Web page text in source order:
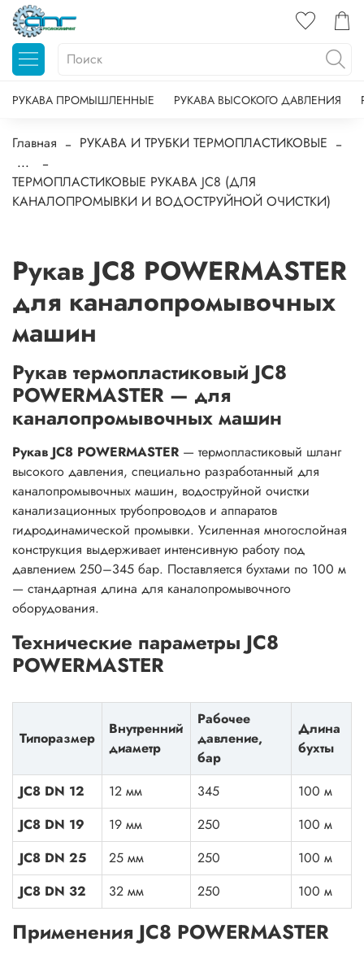
РУКАВА ПРОМЫШЛЕННЫЕ РУКАВА ВЫСОКОГО ДАВЛЕНИЯ
Главная
РУКАВА И ТРУБКИ ТЕРМОПЛАСТИКОВЫЕ
...
ТЕРМОПЛАСТИКОВЫЕ РУКАВА JC8 (ДЛЯ
КАНАЛОПРОМЫВКИ И ВОДОСТРУЙНОЙ ОЧИСТКИ)
Рукав JC8 POWERMASTER
для каналопромывочных
машин
Рукав термопластиковый JC8
POWERMASTER — для
каналопромывочных машин
Рукав JC8 POWERMASTER — термопластиковый шланг
высокого давления, специально разработанный для
каналопромывочных машин, водоструйной очистки
канализационных трубопроводов и аппаратов
гидродинамической промывки. Усиленная многослойная
конструкция выдерживает интенсивную работу под
давлением 250–345 бар. Поставляется бухтами по 100 м
— стандартная длина для каналопромывочного
оборудования.
Технические параметры JC8
POWERMASTER
Типоразмер
Внутренний
диаметр
Рабочее
давление,
бар
Длина
бухты
JC8 DN 12 12 мм 345
100 м
JC8 DN 19
19 мм 250
100 м
JC8 DN 25
25 мм 250
100 м
JC8 DN 32
32 мм 250 100 м
Применения JC8 POWERMASTER